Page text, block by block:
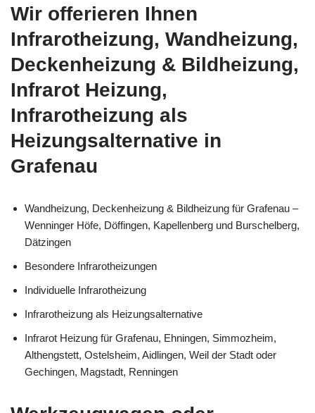
Wir offerieren Ihnen
Infrarotheizung, Wandheizung,
Deckenheizung & Bildheizung,
Infrarot Heizung,
Infrarotheizung als
Heizungsalternative in
Grafenau
Wandheizung, Deckenheizung & Bildheizung für Grafenau –
Wenninger Höfe, Döffingen, Kapellenberg und Burschelberg,
Dätzingen
Besondere Infrarotheizungen
Individuelle Infrarotheizung
Infrarotheizung als Heizungsalternative
Infrarot Heizung für Grafenau, Ehningen, Simmozheim,
Althengstett, Ostelsheim, Aidlingen, Weil der Stadt oder
Gechingen, Magstadt, Renningen